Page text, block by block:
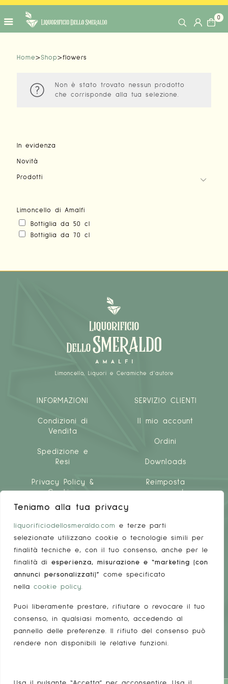
Teniamo alla tua privacy
liquorificiodellosmeraldo.com
e terze parti
selezionate utilizzano cookie o tecnologie simili per
finalità tecniche e, con il tuo consenso, anche per le
finalità di esperienza, misurazione e “marketing (con
annunci personalizzati)”
come specificato
nella cookie policy.
Puoi liberamente prestare, rifiutare o revocare il tuo
consenso, in qualsiasi momento, accedendo al
pannello delle preferenze. Il rifiuto del consenso può
rendere non disponibili le relative funzioni.
0
Home>Shop>flowers
Non è stato trovato nessun prodotto
che corrisponde alla tua selezione.
In evidenza
Novità
Prodotti
Limoncello di Amalfi
Bottiglia da 50 cl
Bottiglia da 70 cl
Limoncello, Liquori e Ceramiche d'autore
INFORMAZIONI
Condizioni di
Vendita
Spedizione e
Resi
Privacy Policy &
Cookies
SERVIZIO CLIENTI
Il mio account
Ordini
Downloads
Reimposta
password
LINKS UTILI
Come fare la spesa
Il nostro Team
Notizie